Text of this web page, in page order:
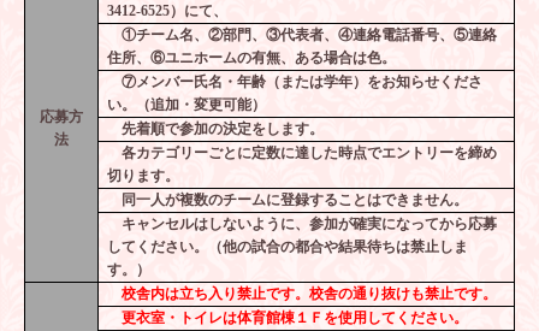
応募方
法
3412-6525）にて、
①チーム名、②部門、③代表者、④連絡電話番号、⑤連絡
住所、⑥ユニホームの有無、ある場合は色。
⑦メンバー氏名・年齢（または学年）をお知らせくださ
い。（追加・変更可能）
先着順で参加の決定をします。
各カテゴリーごとに定数に達した時点でエントリーを締め
切ります。
同一人が複数のチームに登録することはできません。
キャンセルはしないように、参加が確実になってから応募
してください。（他の試合の都合や結果待ちは禁止しま
す。）
校舎内は立ち入り禁止です。校舎の通り抜けも禁止です。
更衣室・トイレは体育館棟１Ｆを使用してください。